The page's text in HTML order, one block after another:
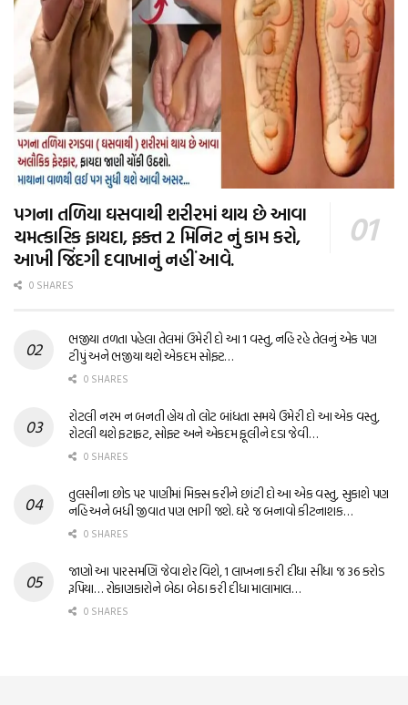
પગના તળિયા ઘસવાથી શરીરમાં થાય છે આવા
ચમત્કારિક ફાયદા, ફક્ત 2 મિનિટ નું કામ કરો,
આખી જિંદગી દવાખાનું નહીં આવે.
0 SHARES
ભજીયા તળતા પહેલા તેલમાં ઉમેરી દો આ 1 વસ્તુ, નહિ રહે તેલનું એક પણ
ટીપું અને ભજીયા થશે એકદમ સોફ્ટ…
0 SHARES
રોટલી નરમ ન બનતી હોય તો લોટ બાંધતા સમયે ઉમેરી દો આ એક વસ્તુ,
રોટલી થશે ફટાફટ, સોફ્ટ અને એકદમ ફૂલીને દડા જેવી…
0 SHARES
તુલસીના છોડ પર પાણીમાં મિક્સ કરીને છાંટી દો આ એક વસ્તુ, સુકાશે પણ
નહિ અને બધી જીવાત પણ ભાગી જશે. ઘરે જ બનાવો કીટનાશક…
0 SHARES
જાણો આ પારસમણિ જેવા શેર વિશે, 1 લાખના કરી દીધા સીધા જ 36 કરોડ
રૂપિયા… રોકાણકારોને બેઠા બેઠા કરી દીધા માલામાલ…
0 SHARES